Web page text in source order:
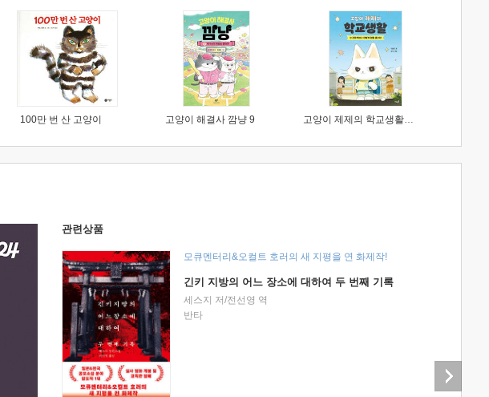
100만 번 산 고양이 고양이 해결사 깜냥 9 고양이 제제의 학교생활 1 : 초등학생이 이렇게 힘들 줄이야
관련상품
모큐멘터리&오컬트 호러의 새 지평을 연 화제작!
긴키 지방의 어느 장소에 대하여 두 번째 기록
세스지 저/전선영 역
반타